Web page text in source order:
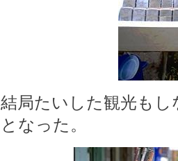
結局たいした観光も
となった。